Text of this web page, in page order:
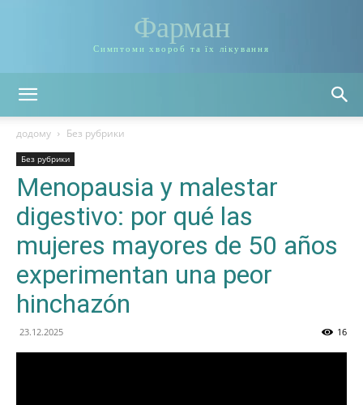
Фарман
Симптоми хвороб та їх лікування
додому Без рубрики
Без рубрики
Menopausia y malestar
digestivo: por qué las
mujeres mayores de 50 años
experimentan una peor
hinchazón
23.12.2025 16